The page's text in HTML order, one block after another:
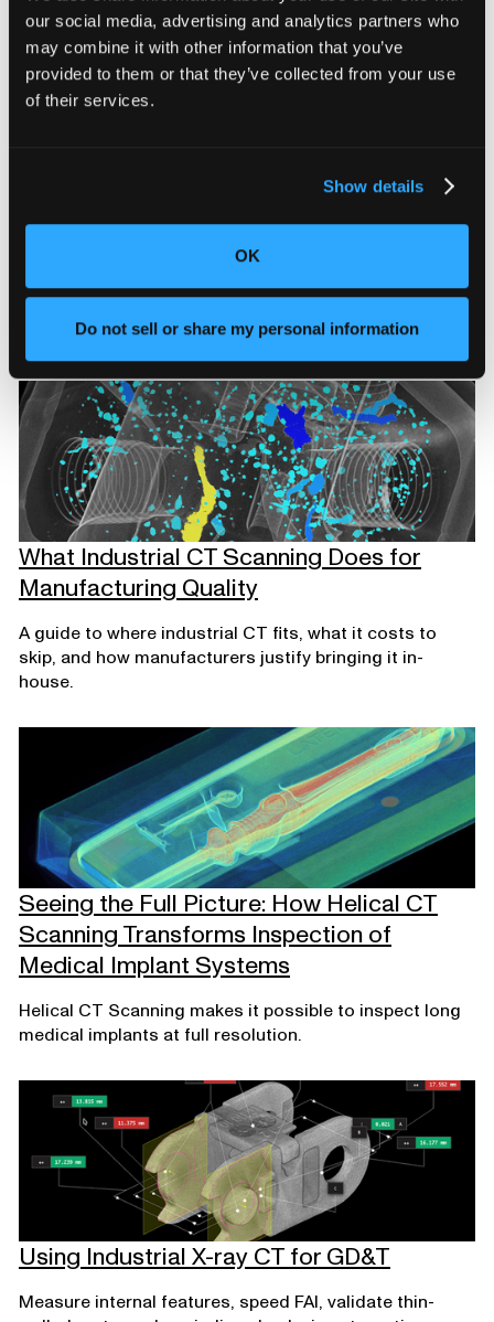
our social media, advertising and analytics partners who
may combine it with other information that you’ve
provided to them or that they’ve collected from your use
of their services.
Show details
OK
Do not sell or share my personal information
and 58% believe a quarter of that goes unmeasured.
The Real Cost of a Product Recall and
where inspection fails.
What Industrial CT Scanning Does for
Manufacturing Quality
A guide to where industrial CT fits, what it costs to
skip, and how manufacturers justify bringing it in-
house.
Seeing the Full Picture: How Helical CT
Scanning Transforms Inspection of
Medical Implant Systems
Helical CT Scanning makes it possible to inspect long
medical implants at full resolution.
Using Industrial X-ray CT for GD&T
Measure internal features, speed FAI, validate thin-